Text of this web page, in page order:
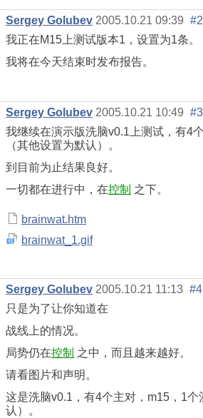
Sergey Golubev 2005.10.21 09:39 #2
我正在M15上测试版本1，设置为1条。
我将在今天结束时发布报告。
Sergey Golubev 2005.10.21 10:49 #3
我继续在演示版洗脑v0.1上测试，有4
（其他设置为默认）。
到目前为止结果良好。
一切都在进行中，在控制 之下。
brainwat.htm
brainwat_1.gif
Sergey Golubev 2005.10.21 11:13 #4
只是为了让你知道在
战线上的情况。
局势仍在控制 之中，而且越来越好。
请看图片和声明。
这是洗脑v0.1，有4个主对，m15，1个
认）。